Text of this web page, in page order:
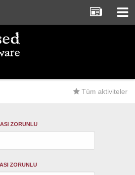
Tüm aktiviteler
ZORUNLU
ZORUNLU